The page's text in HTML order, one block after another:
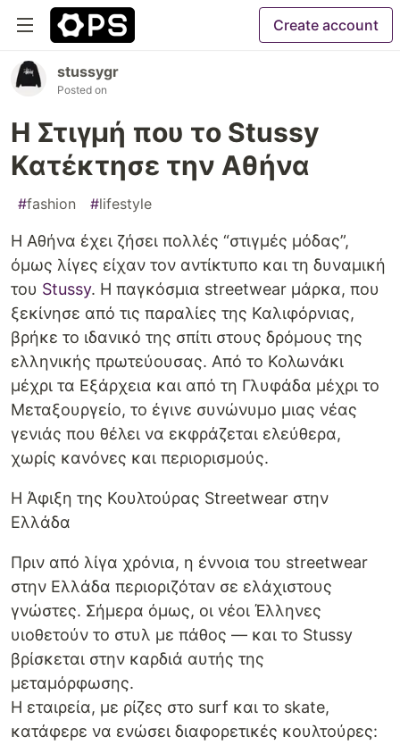
Create account
stussygr
Posted on
Η Στιγμή που το Stussy
Κατέκτησε την Αθήνα
#fashion #lifestyle
Η Αθήνα έχει ζήσει πολλές “στιγμές μόδας”,
όμως λίγες είχαν τον αντίκτυπο και τη δυναμική
του Stussy. Η παγκόσμια streetwear μάρκα, που
ξεκίνησε από τις παραλίες της Καλιφόρνιας,
βρήκε το ιδανικό της σπίτι στους δρόμους της
ελληνικής πρωτεύουσας. Από το Κολωνάκι
μέχρι τα Εξάρχεια και από τη Γλυφάδα μέχρι το
Μεταξουργείο, το έγινε συνώνυμο μιας νέας
γενιάς που θέλει να εκφράζεται ελεύθερα,
χωρίς κανόνες και περιορισμούς.
Η Άφιξη της Κουλτούρας Streetwear στην
Ελλάδα
Πριν από λίγα χρόνια, η έννοια του streetwear
στην Ελλάδα περιοριζόταν σε ελάχιστους
γνώστες. Σήμερα όμως, οι νέοι Έλληνες
υιοθετούν το στυλ με πάθος — και το Stussy
βρίσκεται στην καρδιά αυτής της
μεταμόρφωσης.
Η εταιρεία, με ρίζες στο surf και το skate,
κατάφερε να ενώσει διαφορετικές κουλτούρες: